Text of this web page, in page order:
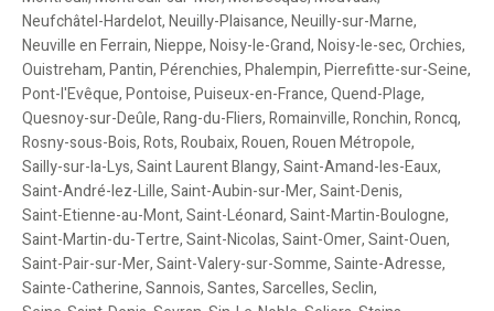
Neufchâtel-Hardelot,Neuilly-Plaisance,Neuilly-sur-Marne,
Neuville en Ferrain,Nieppe,Noisy-le-Grand,Noisy-le-sec,Orchies,
Ouistreham,Pantin,Pérenchies,Phalempin,Pierrefitte-sur-Seine,
Pont-l'Evêque,Pontoise,Puiseux-en-France,Quend-Plage,
Quesnoy-sur-Deûle,Rang-du-Fliers,Romainville,Ronchin,Roncq,
Rosny-sous-Bois,Rots,Roubaix,Rouen,Rouen Métropole,
Sailly-sur-la-Lys,Saint Laurent Blangy,Saint-Amand-les-Eaux,
Saint-André-lez-Lille,Saint-Aubin-sur-Mer,Saint-Denis,
Saint-Etienne-au-Mont,Saint-Léonard,Saint-Martin-Boulogne,
Saint-Martin-du-Tertre,Saint-Nicolas,Saint-Omer,Saint-Ouen,
Saint-Pair-sur-Mer,Saint-Valery-sur-Somme,Sainte-Adresse,
Sainte-Catherine,Sannois,Santes,Sarcelles,Seclin,